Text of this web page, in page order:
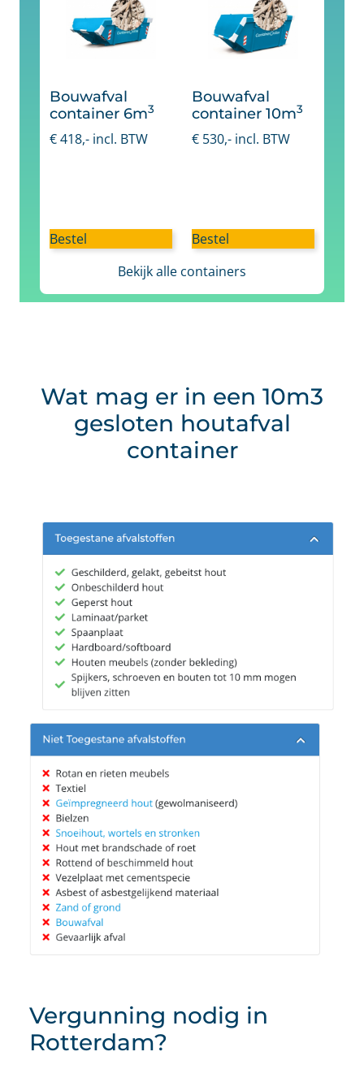
Bouwafval
container 6m3
€418,- incl. BTW
Bestel
Bouwafval
container 10m3
€ 530,- incl. BTW
Bestel
Bekijk alle containers
Wat mag er in een 10m3
gesloten houtafval
container
Vergunning nodig in
Rotterdam?